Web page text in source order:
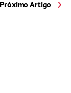
Próximo Artigo